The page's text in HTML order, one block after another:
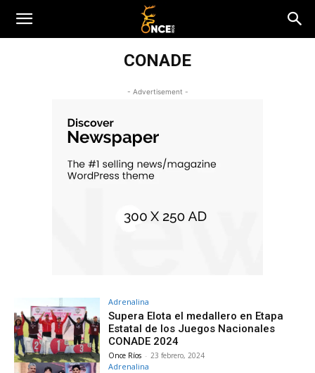
CONADE
- Advertisement -
Adrenalina
Supera Elota el medallero en Etapa
Estatal de los Juegos Nacionales
CONADE 2024
Once Ríos - 23 febrero, 2024
Adrenalina